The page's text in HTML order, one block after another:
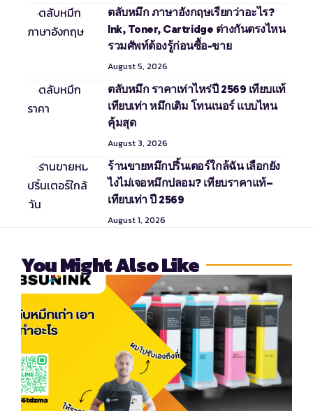
ตลับหมึก ภาษาอังกฤษเรียกว่าอะไร?
Ink, Toner, Cartridge ต่างกันตรงไหน
รวมศัพท์ต้องรู้ก่อนซื้อ-ขาย
August 5, 2026
ตลับหมึก ราคาเท่าไหร่ปี 2569 เทียบแท้
เทียบเท่า หมึกเติม โทนเนอร์ แบบไหน
คุ้มสุด
August 3, 2026
ร้านขายหมึกปริ้นเตอร์ใกล้ฉัน เลือกยัง
ไงไม่เจอหมึกปลอม? เทียบราคาแท้–
เทียบเท่า ปี 2569
August 1, 2026
You Might Also Like